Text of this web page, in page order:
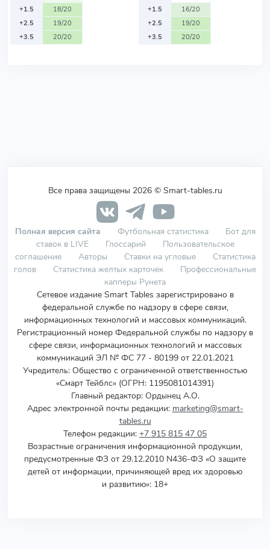
+1.5
18/20
+2.5
19/20
+3.5
20/20
+1.5
16/20
+2.5
19/20
+3.5
20/20
Все права защищены 2026 © Smart-tables.ru
Полная версия сайта Футбольная статистика
Бот для
ставок в LIVE
Глоссарий
Пользовательское
соглашение
Авторы Ставки на угловые
Статистика
голов
Статистика желтых карточек
Профессиональные
капперы Рунета
Сетевое издание Smart Tables зарегистрировано в
федеральной службе по надзору в сфере связи,
информационных технологий и массовых коммуникаций.
Регистрационный номер Федеральной службы по надзору в
сфере связи, информационных технологий и массовых
коммуникаций ЭЛ № ФС 77 - 80199 от 22.01.2021
Учредитель: Общество с ограниченной ответственностью
«Смарт Тейблс» (ОГРН: 1195081014391)
Главный редактор: Ордынец А.О.
Адрес электронной почты редакции: marketing@smart-
tables.ru
Телефон редакции: +7 915 815 47 05
Возрастные ограничения информационной продукции,
предусмотренные ФЗ от 29.12.2010 N436-ФЗ «О защите
детей от информации, причиняющей вред их здоровью
и развитию»: 18+